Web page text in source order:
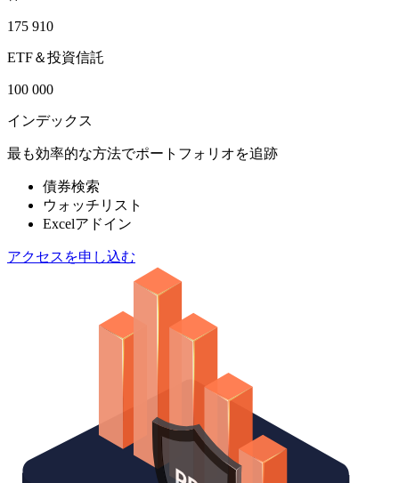
175 910
ETF＆投資信託
100 000
インデックス
最も効率的な方法でポートフォリオを追跡
債券検索
ウォッチリスト
Excelアドイン
アクセスを申し込む